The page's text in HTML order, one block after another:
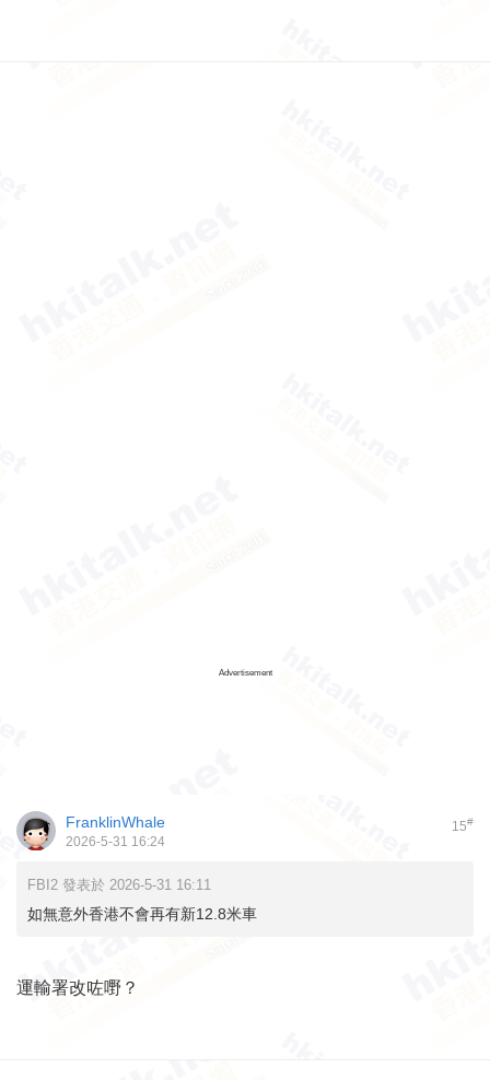
Advertisement
15#
FranklinWhale
2026-5-31 16:24
FBI2 發表於 2026-5-31 16:11
如無意外香港不會再有新12.8米車
運輸署改咗嘢？